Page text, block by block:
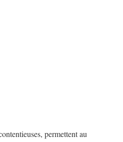
permettent au